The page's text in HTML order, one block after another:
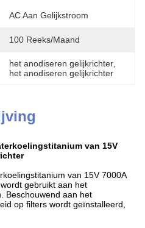
AC Aan Gelijkstroom
100 Reeks/maand
het anodiseren gelijkrichter
het anodiseren gelijkrichter
van 15V
van 15V 7000A
gebruikt aan het
Beschouwend aan het
op filters wordt geïnstalleerd,